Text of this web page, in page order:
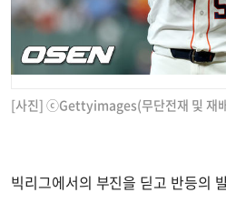
[사진] ⓒGettyimages(무단전재 및 재
빅리그에서의 부진을 딛고 반등의